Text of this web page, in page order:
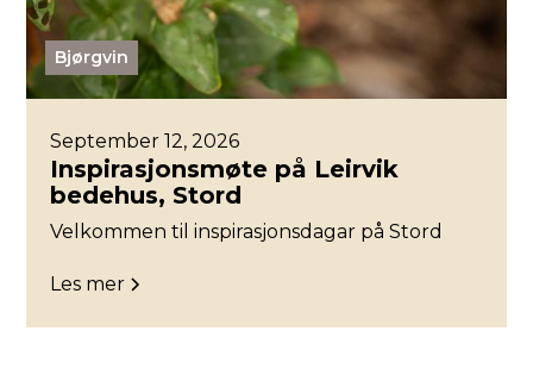
Bjørgvin
September 12, 2026
Inspirasjonsmøte på Leirvik
bedehus, Stord
Velkommen til inspirasjonsdagar på Stord
Les mer